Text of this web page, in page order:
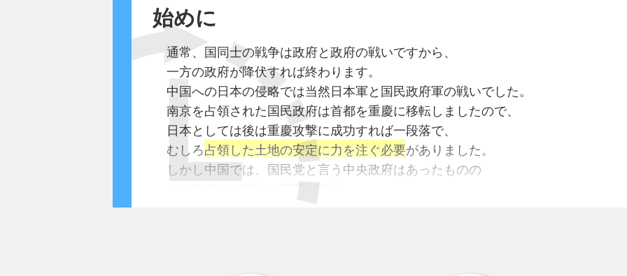
始めに
通常、国同士の戦争は政府と政府の戦いですから、
一方の政府が降伏すれば終わります。
中国への日本の侵略では当然日本軍と国民政府軍の戦いでした。
南京を占領された国民政府は首都を重慶に移転しましたので、
日本としては後は重慶攻撃に成功すれば一段落で、
むしろ占領した土地の安定に力を注ぐ必要がありました。
しかし中国では、国民党と言う中央政府はあったものの
まだ地方には沢山の軍閥があり